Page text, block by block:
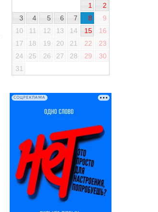
1
2
3
4 5 6 7 8
9
10
11 12 13 14 15
16
17
18 19 20 21 22
23
24
25 26 27 28 29
30
31
СОЦРЕКЛАМА